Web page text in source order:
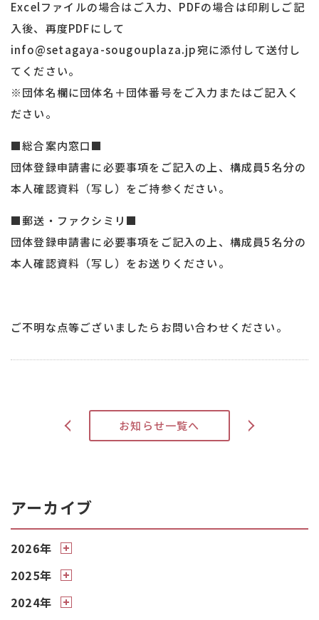
Excelファイルの場合はご入力、PDFの場合は印刷しご記
入後、再度PDFにして
info@setagaya-sougouplaza.jp宛に添付して送付し
てください。
※団体名欄に団体名＋団体番号をご入力またはご記入く
ださい。
■総合案内窓口■
団体登録申請書に必要事項をご記入の上、構成員5名分の
本人確認資料（写し）をご持参ください。
■郵送・ファクシミリ■
団体登録申請書に必要事項をご記入の上、構成員5名分の
本人確認資料（写し）をお送りください。
ご不明な点等ございましたらお問い合わせください。
< お知らせ一覧へ >
アーカイブ
2026年
2025年
2024年